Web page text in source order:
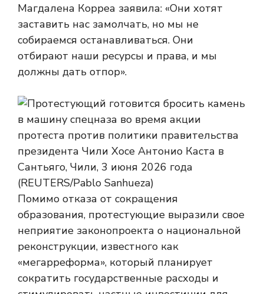
Магдалена Корреа заявила: «Они хотят
заставить нас замолчать, но мы не
собираемся останавливаться. Они
отбирают наши ресурсы и права, и мы
должны дать отпор».
Помимо отказа от сокращения
образования, протестующие выразили свое
неприятие законопроекта о национальной
реконструкции, известного как
«мегарреформа», который планирует
сократить государственные расходы и